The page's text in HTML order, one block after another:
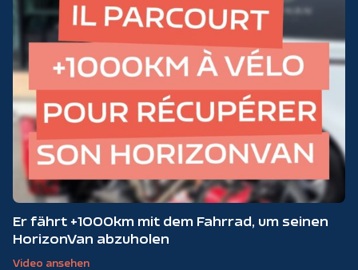
Er fährt +1000km mit dem Fahrrad, um seinen
HorizonVan abzuholen
Video ansehen